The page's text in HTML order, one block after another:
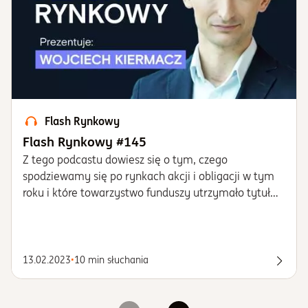
Flash Rynkowy
Flash Rynkowy #145
​​​​​​​Z tego podcastu dowiesz się o tym, czego
spodziewamy się po rynkach akcji i obligacji w tym
roku i które towarzystwo funduszy utrzymało tytuł
13.02.2023•10 min słuchania